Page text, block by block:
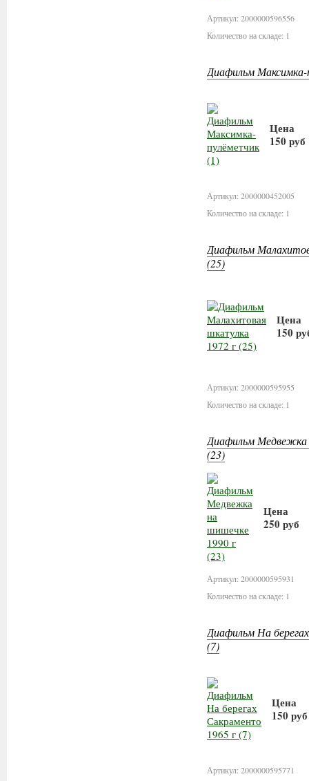
Артикул: 2000000596556
Количество на складе: 1
Диафильм
Цена
150 руб
Артикул: 2000000452005
Количество на складе: 1
Диафильм
(25)
Цена
150
Артикул: 2000000595955
Количество на складе: 1
Диафильм Медвежка
(23)
Цена
250 руб
Артикул: 2000000595931
Количество на складе: 1
Диафильм На
(7)
Цена
150 руб
Артикул: 2000000595771